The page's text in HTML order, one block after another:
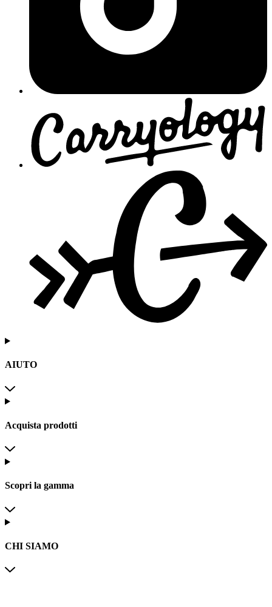
AIUTO
Acquista prodotti
Scopri la gamma
CHI SIAMO